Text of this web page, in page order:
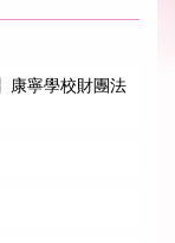
康寧學校財團法